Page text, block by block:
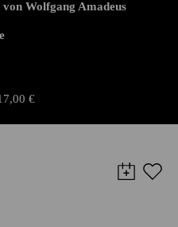
Wolfgang Amadeus
€